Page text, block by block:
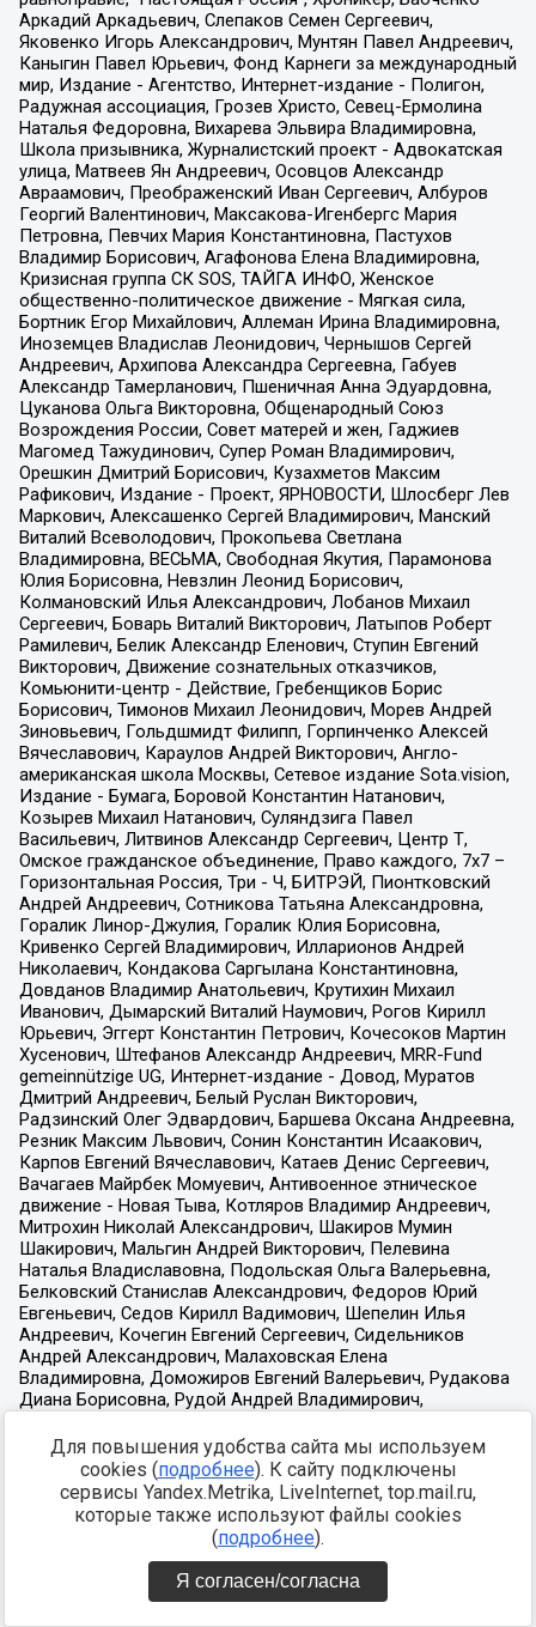
Для повышения удобства сайта мы используем
cookies (подробнее). К сайту подключены
сервисы Yandex.Metrika, LiveInternet, top.mail.ru,
которые также используют файлы cookies
(подробнее).
Я согласен/согласна